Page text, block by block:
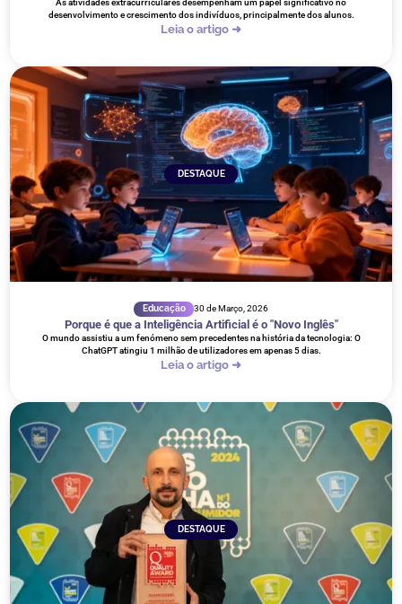
As atividades extracurriculares desempenham um papel significativo no
desenvolvimento e crescimento dos indivíduos, principalmente dos alunos.
Leia o artigo ➜
DESTAQUE
Educação 30 de Março, 2026
Porque é que a Inteligência Artificial é o "Novo Inglês"
O mundo assistiu a um fenómeno sem precedentes na história da tecnologia: O
ChatGPT atingiu 1 milhão de utilizadores em apenas 5 dias.
Leia o artigo ➜
DESTAQUE